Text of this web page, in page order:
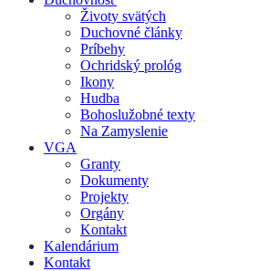
Životy svätých
Duchovné články
Príbehy
Ochridský prológ
Ikony
Hudba
Bohoslužobné texty
Na Zamyslenie
VGA
Granty
Dokumenty
Projekty
Orgány
Kontakt
Kalendárium
Kontakt